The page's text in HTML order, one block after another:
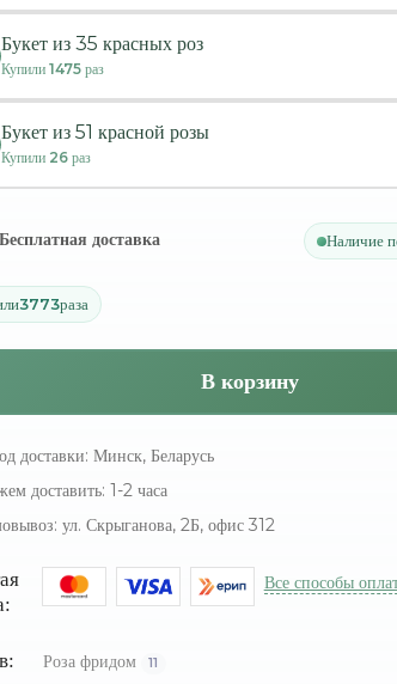
Букет из 35 красных роз
Купили 1475раз
Букет из 51 красной розы
Купили 26раз
Бесплатная доставка Наличие
3773раза
В корзину
доставки: Минск, Беларусь
доставить: 1-2 часа
ул. Скрыганова, 2Б, офис 312
Все способы
Роза фридом 11